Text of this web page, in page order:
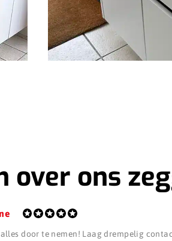
over ons
door te nemen! Laag drempelig